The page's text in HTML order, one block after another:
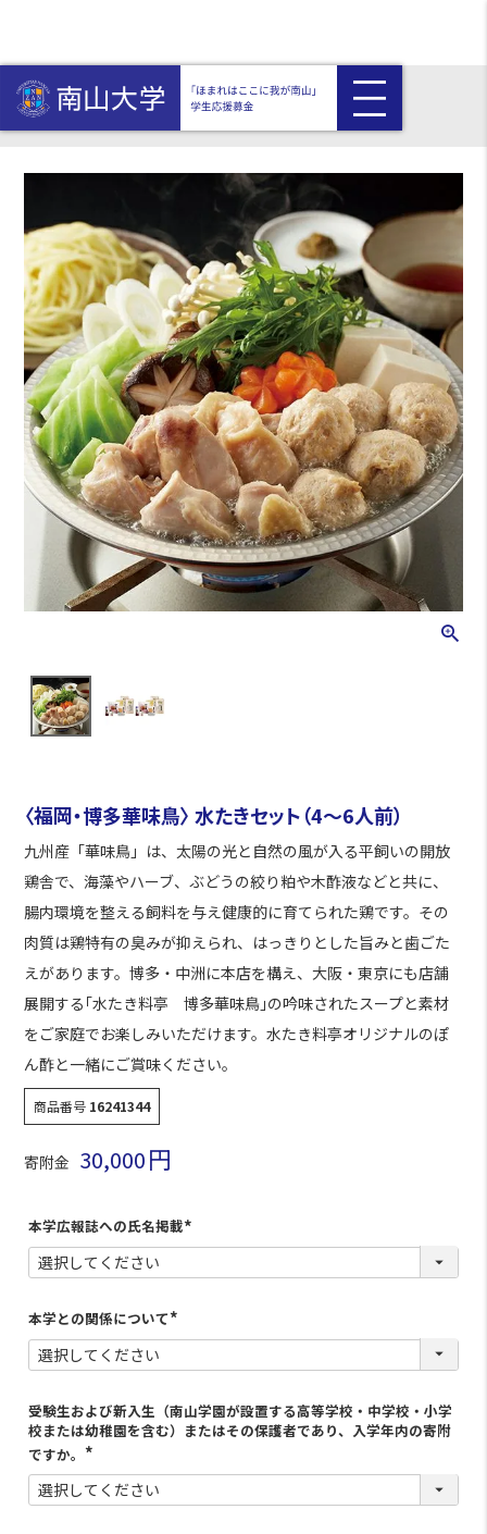
HOME
返礼品付き
〈福岡・博多華味鳥〉 水たきセット（4～6人前）
〈福岡・博多華味鳥〉 水たきセット（4～6人前）
九州産「華味鳥」は、太陽の光と自然の風が入る平飼いの開放
鶏舎で、海藻やハーブ、ぶどうの絞り粕や木酢液などと共に、
腸内環境を整える飼料を与え健康的に育てられた鶏です。その
肉質は鶏特有の臭みが抑えられ、はっきりとした旨みと歯ごた
えがあります。博多・中洲に本店を構え、大阪・東京にも店舗
展開する｢水たき料亭 博多華味鳥｣の吟味されたスープと素材
をご家庭でお楽しみいただけます。水たき料亭オリジナルのぽ
ん酢と一緒にご賞味ください。
商品番号 16241344
寄附金 30,000
本学広報誌への氏名掲載
(
須
本学との関係について
(
須
受験生および新入生（南山学園が設置する高等学校・中学校・小学
校または幼稚園を含む）またはその保護者であり、入学年内の寄附
ですか。